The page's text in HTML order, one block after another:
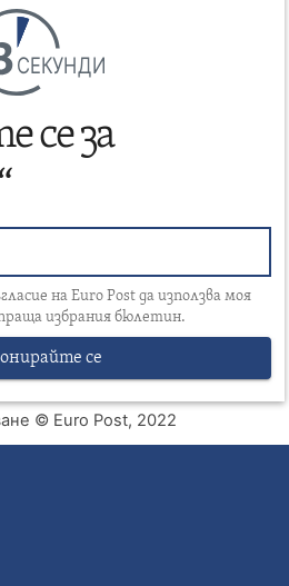
СЕКУНДИ
се за
на Euro Post да използва моя
избрания бюлетин.
се
© Euro Post, 2022